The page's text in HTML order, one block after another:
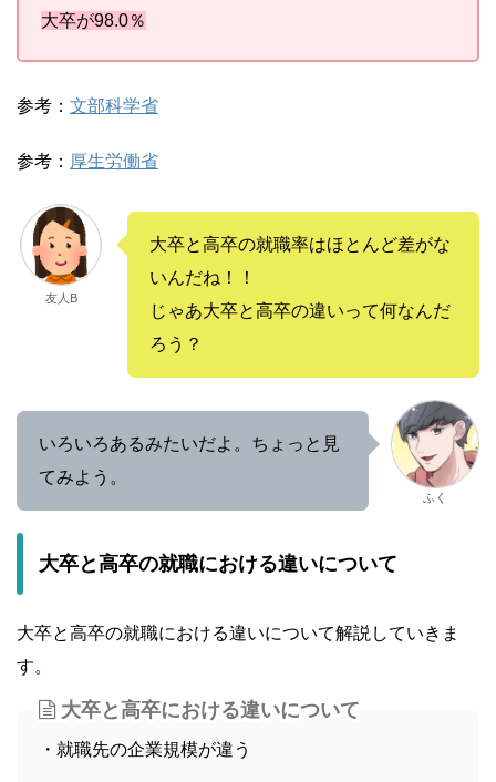
大卒が98.0％
参考： 文部科学省
参考： 厚生労働省
友人B
大卒と高卒の就職率はほとんど差がな
いんだね！！
じゃあ大卒と高卒の違いって何なんだ
ろう？
いろいろあるみたいだよ。ちょっと見
てみよう。
ふく
大卒と高卒の就職における違いについて
大卒と高卒の就職における違いについて解説していきま
す。
大卒と高卒における違いについて
・就職先の企業規模が違う